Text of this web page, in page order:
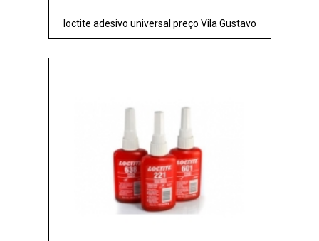
loctite adesivo universal preço Vila Gustavo